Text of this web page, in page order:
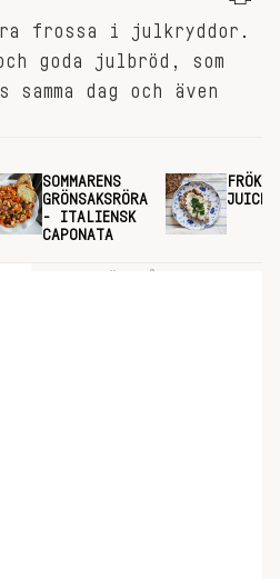
frossa i julkryddor.
goda julbröd, som
dag och även
SOMMARENS
GRÖNSAKSRÖRA
- ITALIENSK
CAPONATA